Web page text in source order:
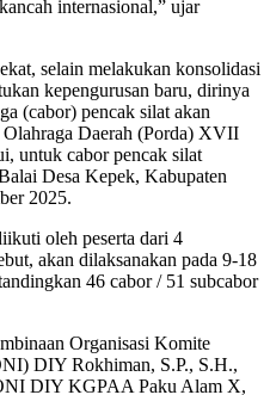
internasional,” ujar
selain melakukan konsolidasi
kepengurusan baru, dirinya
(cabor) pencak silat akan
Olahraga Daerah (Porda) XVII
untuk cabor pencak silat
Desa Kepek, Kabupaten
2025.
oleh peserta dari 4
akan dilaksanakan pada 9-18
46 cabor / 51 subcabor
Organisasi Komite
DIY Rokhiman, S.P., S.H.,
DIY KGPAA Paku Alam X,